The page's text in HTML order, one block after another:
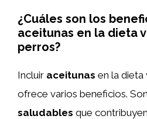
¿Cuáles son los
aceitunas en la dieta
perros?
Incluir aceitunas en la dieta
ofrece varios beneficios.
saludables que